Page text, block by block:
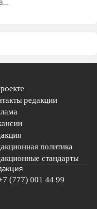
редакции
политика
стандарты
(777) 001 44 99